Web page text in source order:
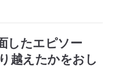
したエピソー
越えたかをおし